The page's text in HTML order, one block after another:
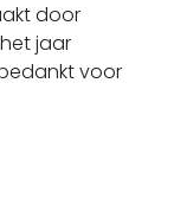
door
jaar
voor